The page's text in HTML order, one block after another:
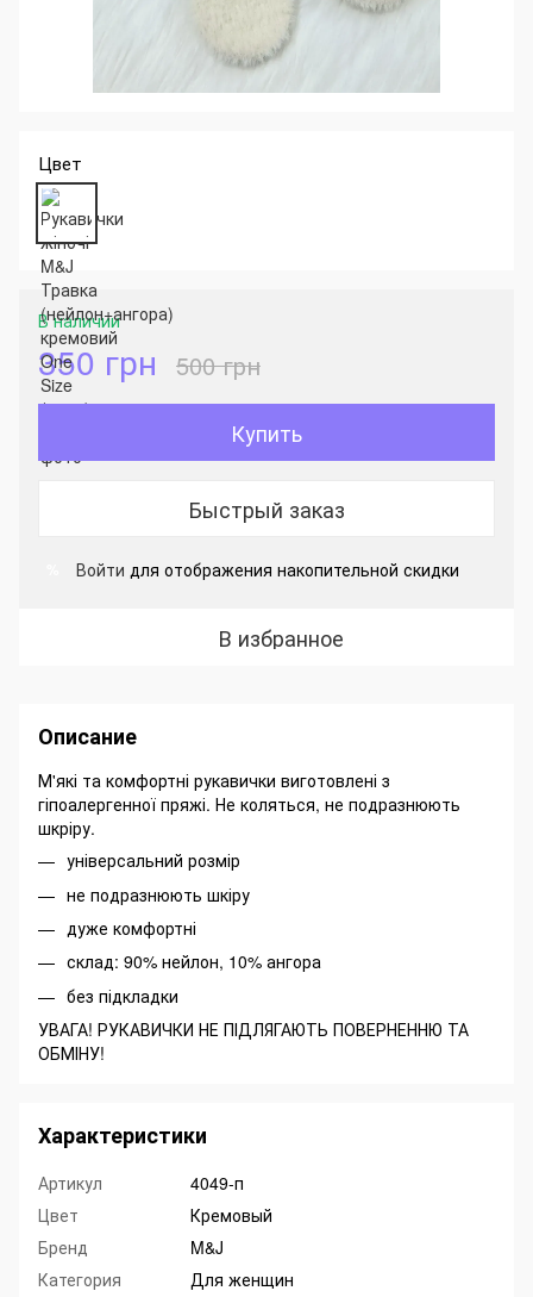
Цвет
В наличии
350 грн 500 грн
Купить
Быстрый заказ
Войти для отображения накопительной скидки
В избранное
Описание
М'які та комфортні рукавички виготовлені з
гіпоалергенної пряжі. Не коляться, не подразнюють
шкріру.
універсальний розмір
не подразнюють шкіру
дуже комфортні
склад: 90% нейлон, 10% ангора
без підкладки
УВАГА! РУКАВИЧКИ НЕ ПІДЛЯГАЮТЬ ПОВЕРНЕННЮ ТА
ОБМІНУ!
Характеристики
Артикул
4049-п
Цвет
Кремовый
Бренд
M&J
Категория
Для женщин